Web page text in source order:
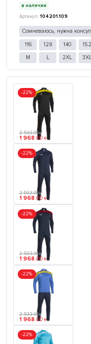
в наличии
104201.109
Сомневаюсь, нужна
116 128 140 152
M L 2XL
-22%
2 533.00 ₴
1 968.00 ₴
-22%
2 533.00 ₴
1 968.00 ₴
-22%
2 533.00 ₴
1 968.00 ₴
-22%
2 533.00 ₴
1 968.00 ₴
-22%